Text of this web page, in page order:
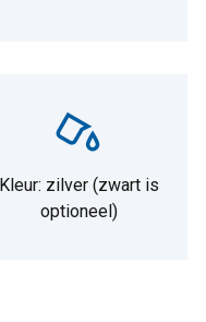
Kleur: zilver (zwart is
optioneel)